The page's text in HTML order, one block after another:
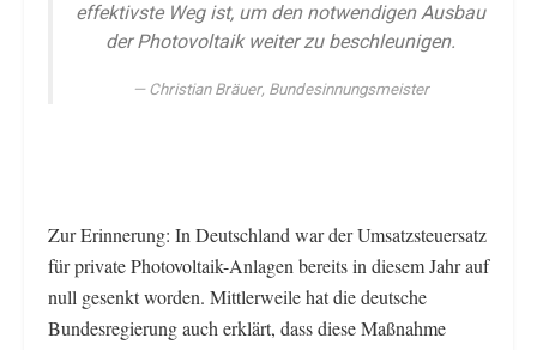
effektivste Weg ist, um den notwendigen Ausbau
der Photovoltaik weiter zu beschleunigen.
Christian Bräuer, Bundesinnungsmeister
Zur Erinnerung: In Deutschland war der Umsatzsteuersatz
für private Photovoltaik-Anlagen bereits in diesem Jahr auf
null gesenkt worden. Mittlerweile hat die deutsche
Bundesregierung auch erklärt, dass diese Maßnahme